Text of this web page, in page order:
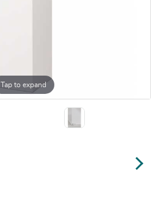
Tap to expand